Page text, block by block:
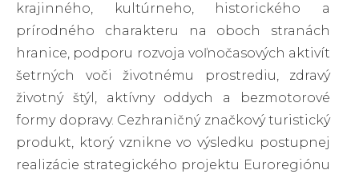
krajinného, kultúrneho, historického a
prírodného charakteru na oboch stranách
hranice, podporu rozvoja voľnočasových aktivít
šetrných voči životnému prostrediu, zdravý
životný štýl, aktívny oddych a bezmotorové
formy dopravy. Cezhraničný značkový turistický
produkt, ktorý vznikne vo výsledku postupnej
realizácie strategického projektu Euroregiónu